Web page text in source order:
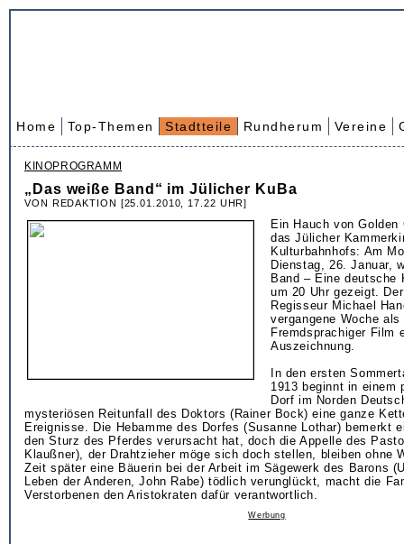
Home Top-Themen Stadtteile Rundherum Vereine
KINOPROGRAMM
„Das weiße Band“ im Jülicher KuBa
VON REDAKTION [25.01.2010, 17.22 UHR]
Ein Hauch von Golden
das Jülicher
Kulturbahnhofs: Am
Dienstag, 26. Januar,
Band – Eine deutsche
um 20 Uhr gezeigt.
Regisseur Michael
vergangene Woche als
Fremdsprachiger Film
Auszeichnung.
In den ersten
1913 beginnt in einem
Dorf im Norden
mysteriösen Reitunfall des Doktors (Rainer Bock) eine ganze
Ereignisse. Die Hebamme des Dorfes (Susanne Lothar) bemerkt
den Sturz des Pferdes verursacht hat, doch die Appelle des
Klaußner), der Drahtzieher möge sich doch stellen, bleiben ohne
Zeit später eine Bäuerin bei der Arbeit im Sägewerk des Barons
Leben der Anderen, John Rabe) tödlich verunglückt, macht die
Verstorbenen den Aristokraten dafür verantwortlich.
Werbung